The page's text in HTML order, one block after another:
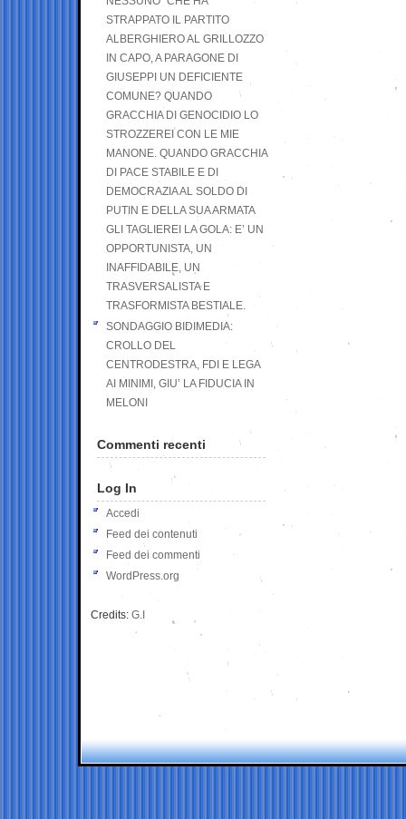
STRAPPATO IL PARTITO
ALBERGHIERO AL GRILLOZZO
IN CAPO, A PARAGONE DI
GIUSEPPI UN DEFICIENTE
COMUNE? QUANDO
GRACCHIA DI GENOCIDIO LO
STROZZEREI CON LE MIE
MANONE. QUANDO GRACCHIA
DI PACE STABILE E DI
DEMOCRAZIA AL SOLDO DI
PUTIN E DELLA SUA ARMATA
GLI TAGLIEREI LA GOLA: E’ UN
OPPORTUNISTA, UN
INAFFIDABILE, UN
TRASVERSALISTA E
TRASFORMISTA BESTIALE.
SONDAGGIO BIDIMEDIA:
CROLLO DEL
CENTRODESTRA, FDI E LEGA
AI MINIMI, GIU’ LA FIDUCIA IN
MELONI
Commenti recenti
Log In
Accedi
Feed dei contenuti
Feed dei commenti
WordPress.org
Credits: G.I